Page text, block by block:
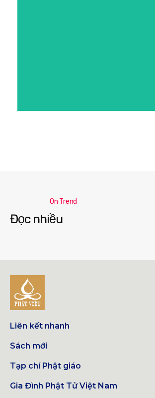
On Trend
Đọc nhiều
Liên kết nhanh
Sách mới
Tạp chí Phật giáo
Gia Đình Phật Tử Việt Nam